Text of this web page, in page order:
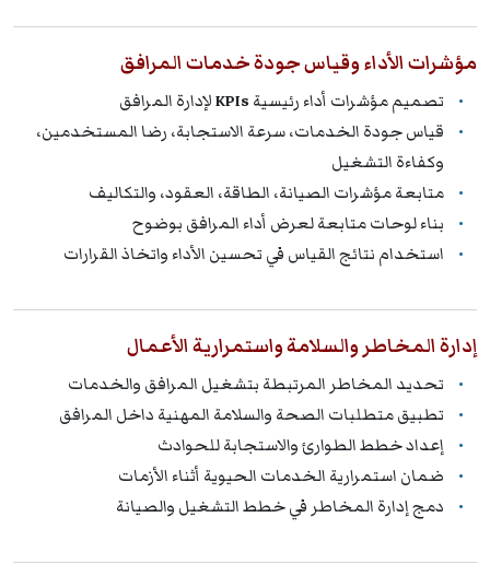
مؤشرات الأداء وقياس جودة خدمات المرافق
تصميم مؤشرات أداء رئيسيةKPIsلإدارة المرافق
قياس جودة الخدمات، سرعة الاستجابة، رضا المستخدمين،
وكفاءة التشغيل
متابعة مؤشرات الصيانة، الطاقة، العقود، والتكاليف
بناء لوحات متابعة لعرض أداء المرافق بوضوح
استخدام نتائج القياس في تحسين الأداء واتخاذ القرارات
إدارة المخاطر والسلامة واستمرارية الأعمال
تحديد المخاطر المرتبطة بتشغيل المرافق والخدمات
تطبيق متطلبات الصحة والسلامة المهنية داخل المرافق
إعداد خطط الطوارئ والاستجابة للحوادث
ضمان استمرارية الخدمات الحيوية أثناء الأزمات
دمج إدارة المخاطر في خطط التشغيل والصيانة